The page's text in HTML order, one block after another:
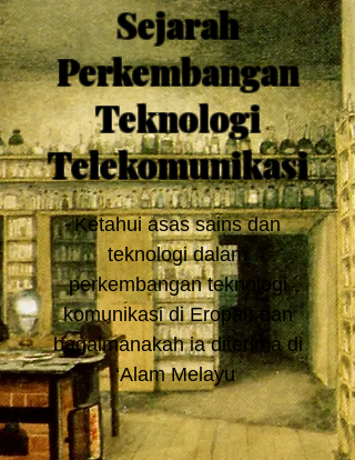
Sejarah
Perkembangan
Teknologi
Telekomunikasi
Ketahui asas sains dan
teknologi dalam
perkembangan teknologi
komunikasi di Eropah dan
bagaimanakah ia diterima di
‘Alam Melayu